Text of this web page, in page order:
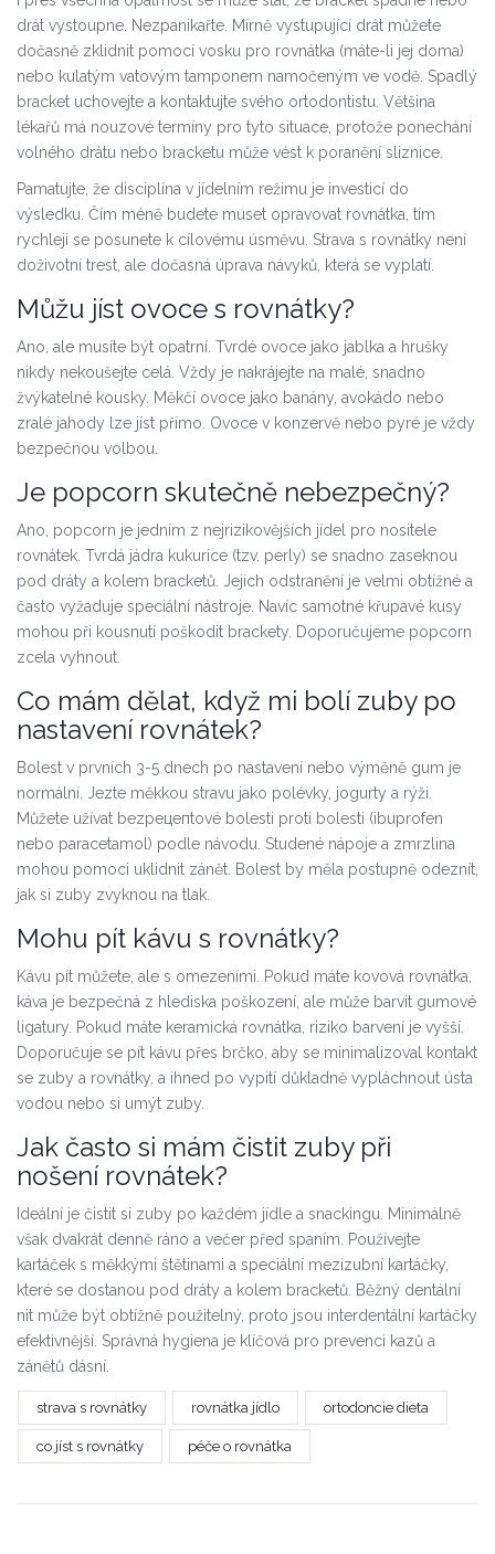
drát vystoupne. Nezpanikařte. Mírně vystupující drát můžete
dočasně zklidnit pomocí vosku pro rovnátka (máte-li jej doma)
nebo kulatým vatovým tamponem namočeným ve vodě. Spadlý
bracket uchovejte a kontaktujte svého ortodontistu. Většina
lékařů má nouzové termíny pro tyto situace, protože ponechání
volného drátu nebo bracketu může vést k poranění sliznice.
Pamatujte, že disciplína v jídelním režimu je investicí do
výsledku. Čím méně budete muset opravovat rovnátka, tím
rychleji se posunete k cílovému úsměvu. Strava s rovnátky není
doživotní trest, ale dočasná úprava návyků, která se vyplatí.
Můžu jíst ovoce s rovnátky?
Ano, ale musíte být opatrní. Tvrdé ovoce jako jablka a hrušky
nikdy nekoušejte celá. Vždy je nakrájejte na malé, snadno
žvýkatelné kousky. Měkčí ovoce jako banány, avokádo nebo
zralé jahody lze jíst přímo. Ovoce v konzervě nebo pyré je vždy
bezpečnou volbou.
Je popcorn skutečně nebezpečný?
Ano, popcorn je jedním z nejrizikovějších jídel pro nositele
rovnátek. Tvrdá jádra kukurice (tzv. perly) se snadno zaseknou
pod dráty a kolem bracketů. Jejich odstranění je velmi obtížné a
často vyžaduje speciální nástroje. Navíc samotné křupavé kusy
mohou při kousnutí poškodit brackety. Doporučujeme popcorn
zcela vyhnout.
Co mám dělat, když mi bolí zuby po
nastavení rovnátek?
Bolest v prvních 3-5 dnech po nastavení nebo výměně gum je
normální. Jezte měkkou stravu jako polévky, jogurty a rýži.
Můžete užívat bezрецепtové bolesti proti bolesti (ibuprofen
nebo paracetamol) podle návodu. Studené nápoje a zmrzlina
mohou pomoci uklidnit zánět. Bolest by měla postupně odeznít,
jak si zuby zvyknou na tlak.
Mohu pít kávu s rovnátky?
Kávu pít můžete, ale s omezeními. Pokud máte kovová rovnátka,
káva je bezpečná z hlediska poškození, ale může barvit gumové
ligatury. Pokud máte keramická rovnátka, riziko barvení je vyšší.
Doporučuje se pít kávu přes brčko, aby se minimalizoval kontakt
se zuby a rovnátky, a ihned po vypití důkladně vypláchnout ústa
vodou nebo si umýt zuby.
Jak často si mám čistit zuby při
nošení rovnátek?
Ideální je čistit si zuby po každém jídle a snackingu. Minimálně
však dvakrát denně ráno a večer před spaním. Používejte
kartáček s měkkými štětinami a speciální mezizubní kartáčky,
které se dostanou pod dráty a kolem bracketů. Běžný dentální
nit může být obtížně použitelný, proto jsou interdentální kartáčky
efektivnější. Správná hygiena je klíčová pro prevenci kazů a
zánětů dásní.
strava s rovnátky rovnátka jídlo ortodoncie dieta
co jíst s rovnátky péče o rovnátka